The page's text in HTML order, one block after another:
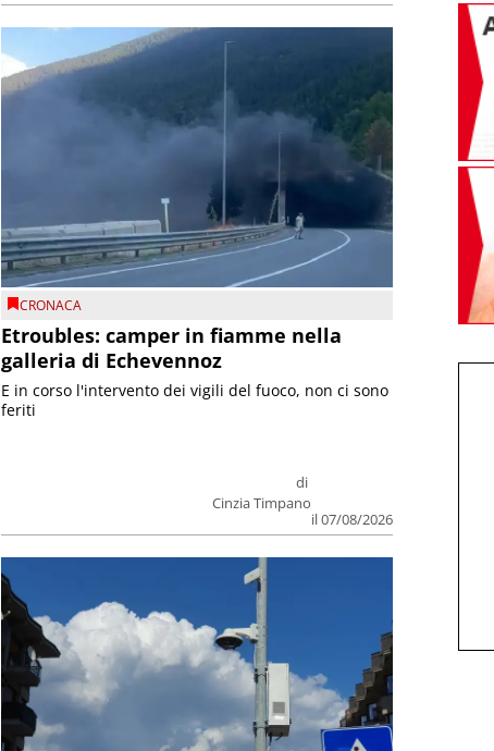
CRONACA
Etroubles: camper in fiamme nella
galleria di Echevennoz
di
Cinzia Timpano
il 07/08/2026
E in corso l'intervento dei vigili del fuoco, non ci sono
feriti